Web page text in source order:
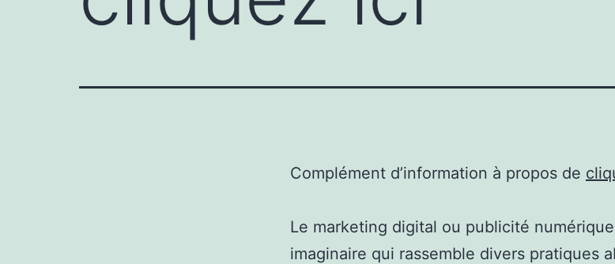
Complément d’information à propos de
Le marketing digital ou publicité
imaginaire qui rassemble divers pratiques